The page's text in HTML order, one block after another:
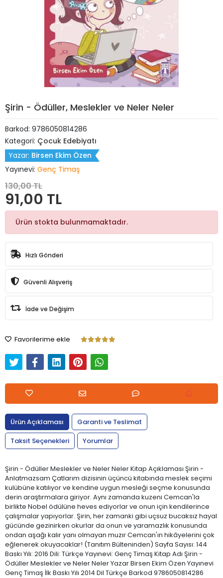
Şirin - Ödüller, Meslekler ve Neler Neler
Barkod: 9786050814286
Kategori: Çocuk Edebiyatı
Yazar: Birsen Ekim Özen
Yayınevi: Genç Timaş
130,00 TL
91,00 TL
Ürün stokta bulunmamaktadır.
Hızlı Gönderi
Güvenli Alışveriş
İade ve Değişim
Favorilerime ekle
Ürün Açıklaması
Garanti ve Teslimat
Taksit Seçenekleri
Yorumlar
Şirin - Ödüller Meslekler ve Neler Neler Kitap Açıklaması Şirin -
Anlatmazsam Çatlarım dizisinin üçüncü kitabında meslek seçimi
kulübüne katılıyor ve kendine uygun mesleği seçme konusunda
derin araştırmalara giriyor. Aynı zamanda kuzeni Cemcan'la
birlikte Nobel ödülüne heves ediyorlar ve onun için kendilerince
çalışmalar yapıyorlar. Şirin, her zamanki gibi uçsuz bucaksız hayal
gücünde gezinirken okurlar da onun ve yaramazlık konusunda
ondan aşağı kalır yanı olmayan muzır Cemcan'ın hikâyelerini çok
eğlenerek okuyacaklar! (Tanıtım Bülteninden) Sayfa Sayısı: 144
Baskı Yılı: 2016 Dili: Türkçe Yayınevi: Genç Timaş Kitap Adı Şirin -
Ödüller Meslekler ve Neler Neler Yazar Birsen Ekim Özen Yayınevi
Genç Timaş İlk Baskı Yılı 2014 Dil Türkçe Barkod 9786050814286